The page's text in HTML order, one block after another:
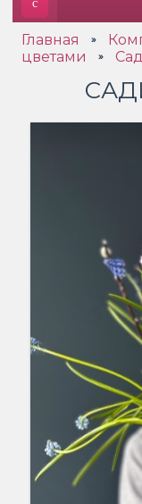
Главная »
цветами
»